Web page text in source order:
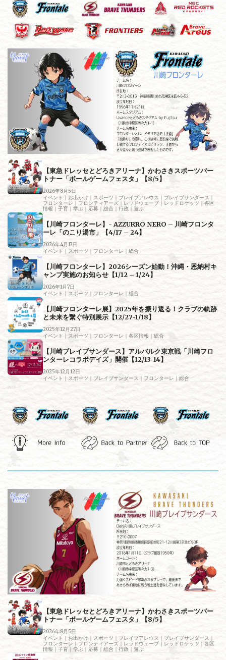
【東急ドレッセとどろきアリーナ】かわさきスポーツパー
トナー「ボールゲームフェスタ」【8/5】
2026年8月5日
イベント｜お出かけ｜スポーツ｜ブレイブアレウス｜ブレイブサンダース｜
フロンターレ｜フロンティアーズ｜レッドウェーブ｜レッドロケッツ｜各区
情報｜子育｜学ぶ｜応募｜総合｜行政｜遊ぶ
【川崎フロンターレ】- AZZURRO NERO – 川崎フロンタ
ーレ「のこり湯市」【4/17 – 24】
2026年4月17日
イベント｜スポーツ｜フロンターレ｜総合
【川崎フロンターレ】2026シーズン始動！沖縄・恩納村キ
ャンプ実施のお知らせ【1/12 – 1/24】
2026年1月7日
イベント｜スポーツ｜フロンターレ｜総合
【川崎フロンターレ展】2025年を振り返る！クラブの軌跡
と未来を繋ぐ特別展示【12/27-1/18】
2025年12月27日
イベント｜スポーツ｜フロンターレ｜各区情報｜総合
【川崎ブレイブサンダース】アルバルク東京戦「川崎フロ
ンターレコラボデイズ」開催【12/13-14】
2025年12月12日
イベント｜スポーツ｜ブレイブサンダース｜フロンターレ｜総合
【東急ドレッセとどろきアリーナ】かわさきスポーツパー
トナー「ボールゲームフェスタ」【8/5】
2026年8月5日
イベント｜お出かけ｜スポーツ｜ブレイブアレウス｜ブレイブサンダース｜
フロンターレ｜フロンティアーズ｜レッドウェーブ｜レッドロケッツ｜各区
情報｜子育｜学ぶ｜応募｜総合｜行政｜遊ぶ